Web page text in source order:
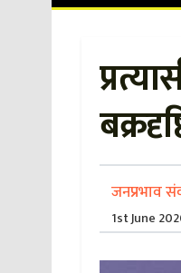
जनप्रभाव
1st June